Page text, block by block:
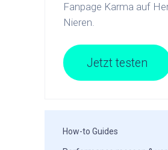
Fanpage Karma auf
Nieren.
Jetzt testen
How-to Guides